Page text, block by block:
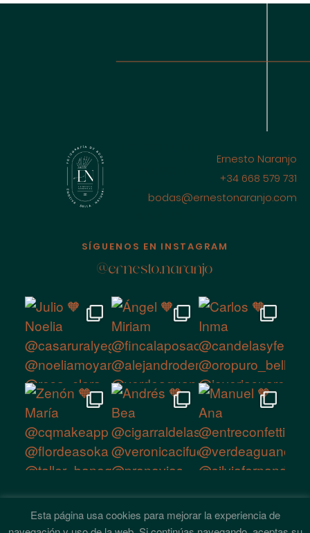
Ernesto Naranjo
+34 668 579 731
bodas@ernestonaranjo.com
CIUDAD REAL
SÍGUENOS EN INSTAGRAM
@ernesto.naranjo
Esta página usa cookies para mejorar la experiencia de